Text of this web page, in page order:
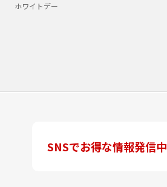
ホワイトデー
SNSでお得な情報発信中